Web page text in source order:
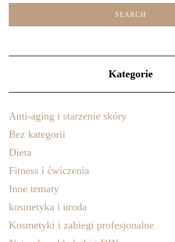
Kategorie
Anti-aging i starzenie skóry
Bez kategorii
Dieta
Fitness i ćwiczenia
Inne tematy
kosmetyka i uroda
Kosmetyki i zabiegi profesjonalne